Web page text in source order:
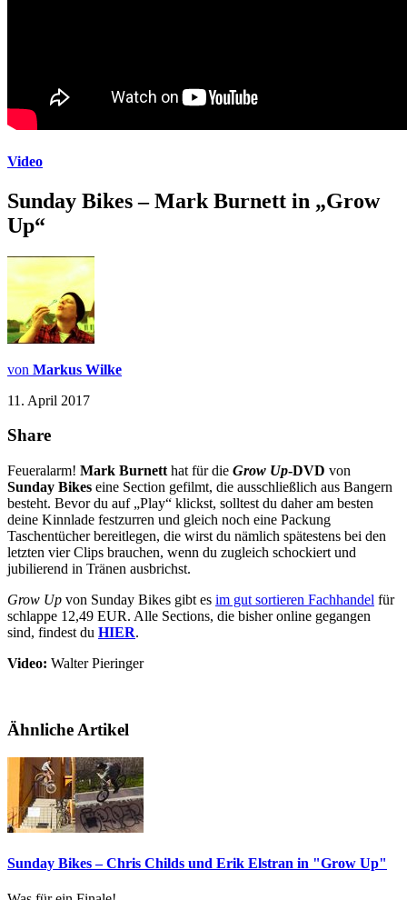
Video
Sunday Bikes – Mark Burnett in „Grow
Up“
von Markus Wilke
11. April 2017
Share
Feueralarm! Mark Burnett hat für die Grow Up-DVD von
Sunday Bikes eine Section gefilmt, die ausschließlich aus Bangern
besteht. Bevor du auf „Play“ klickst, solltest du daher am besten
deine Kinnlade festzurren und gleich noch eine Packung
Taschentücher bereitlegen, die wirst du nämlich spätestens bei den
letzten vier Clips brauchen, wenn du zugleich schockiert und
jubilierend in Tränen ausbrichst.
Grow Up von Sunday Bikes gibt es im gut sortieren Fachhandel für
schlappe 12,49 EUR. Alle Sections, die bisher online gegangen
sind, findest du HIER.
Video: Walter Pieringer
Ähnliche Artikel
Sunday Bikes – Chris Childs und Erik Elstran in "Grow Up"